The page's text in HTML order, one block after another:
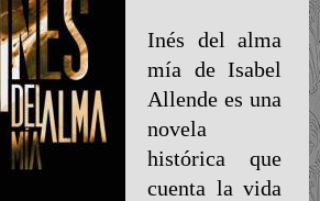
Inés del alma
mía de Isabel
Allende es una
novela
histórica que
cuenta la vida